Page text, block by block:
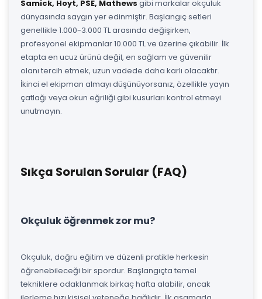
Samick, Hoyt, PSE, Mathews gibi markalar okçuluk
dünyasında saygın yer edinmiştir. Başlangıç setleri
genellikle 1.000-3.000 TL arasında değişirken,
profesyonel ekipmanlar 10.000 TL ve üzerine çıkabilir. İlk
etapta en ucuz ürünü değil, en sağlam ve güvenilir
olanı tercih etmek, uzun vadede daha karlı olacaktır.
İkinci el ekipman almayı düşünüyorsanız, özellikle yayın
çatlağı veya okun eğriliği gibi kusurları kontrol etmeyi
unutmayın.
Sıkça Sorulan Sorular (FAQ)
Okçuluk öğrenmek zor mu?
Okçuluk, doğru eğitim ve düzenli pratikle herkesin
öğrenebileceği bir spordur. Başlangıçta temel
tekniklere odaklanmak birkaç hafta alabilir, ancak